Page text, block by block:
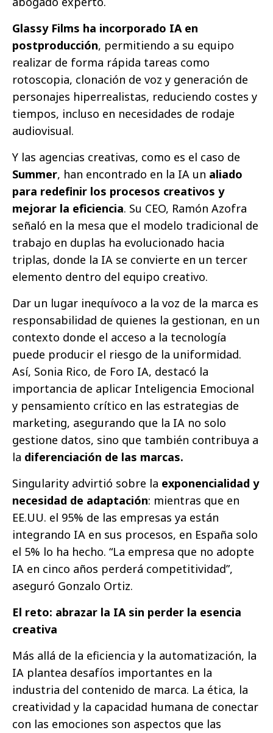
Glassy Films ha incorporado IA en
postproducción, permitiendo a su equipo
realizar de forma rápida tareas como
rotoscopia, clonación de voz y generación de
personajes hiperrealistas, reduciendo costes y
tiempos, incluso en necesidades de rodaje
audiovisual.
Y las agencias creativas, como es el caso de
Summer, han encontrado en la IA un aliado
para redefinir los procesos creativos y
mejorar la eficiencia. Su CEO, Ramón Azofra
señaló en la mesa que el modelo tradicional de
trabajo en duplas ha evolucionado hacia
triplas, donde la IA se convierte en un tercer
elemento dentro del equipo creativo.
Dar un lugar inequívoco a la voz de la marca es
responsabilidad de quienes la gestionan, en un
contexto donde el acceso a la tecnología
puede producir el riesgo de la uniformidad.
Así, Sonia Rico, de Foro IA, destacó la
importancia de aplicar Inteligencia Emocional
y pensamiento crítico en las estrategias de
marketing, asegurando que la IA no solo
gestione datos, sino que también contribuya a
la diferenciación de las marcas.
Singularity advirtió sobre la exponencialidad y
necesidad de adaptación: mientras que en
EE.UU. el 95% de las empresas ya están
integrando IA en sus procesos, en España solo
el 5% lo ha hecho. “La empresa que no adopte
IA en cinco años perderá competitividad”,
aseguró Gonzalo Ortiz.
El reto: abrazar la IA sin perder la esencia
creativa
Más allá de la eficiencia y la automatización, la
IA plantea desafíos importantes en la
industria del contenido de marca. La ética, la
creatividad y la capacidad humana de conectar
con las emociones son aspectos que las